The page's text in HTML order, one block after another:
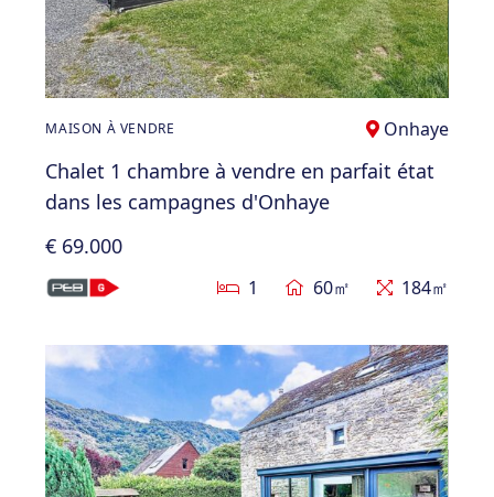
MAISON À VENDRE Onhaye
Chalet 1 chambre à vendre en parfait état
dans les campagnes d'Onhaye
€ 69.000
1 60㎡ 184㎡